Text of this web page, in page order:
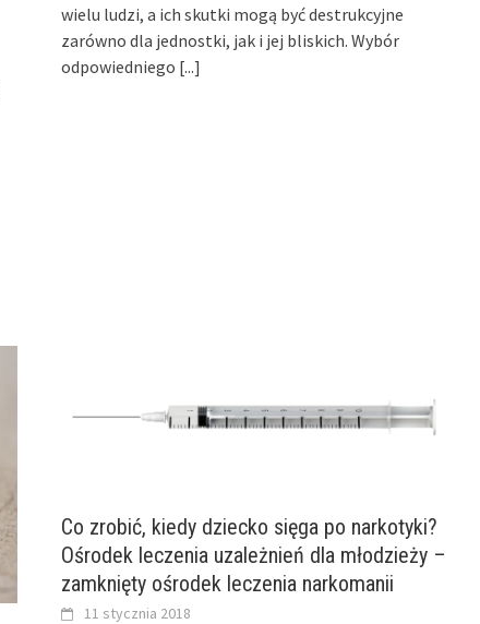
wielu ludzi, a ich skutki mogą być destrukcyjne
zarówno dla jednostki, jak i jej bliskich. Wybór
odpowiedniego [...]
Co zrobić, kiedy dziecko sięga po narkotyki?
Ośrodek leczenia uzależnień dla młodzieży –
zamknięty ośrodek leczenia narkomanii
11 stycznia 2018